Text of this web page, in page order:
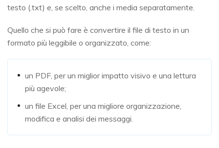
testo (.txt) e, se scelto, anche i media separatamente.
Quello che si può fare è convertire il file di testo in un
formato più leggibile o organizzato, come:
un PDF, per un miglior impatto visivo e una lettura
più agevole;
un file Excel, per una migliore organizzazione,
modifica e analisi dei messaggi.